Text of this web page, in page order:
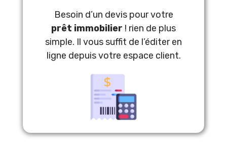
Besoin d’un devis pour votre
prêt immobilier ! rien de plus
simple. Il vous suffit de l’éditer en
ligne depuis votre espace client.